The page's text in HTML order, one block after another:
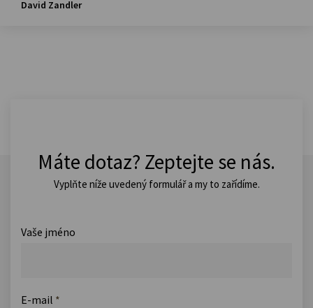
David Zandler
Máte dotaz? Zeptejte se nás.
Vyplňte níže uvedený formulář a my to zařídíme.
Vaše jméno
E-mail *